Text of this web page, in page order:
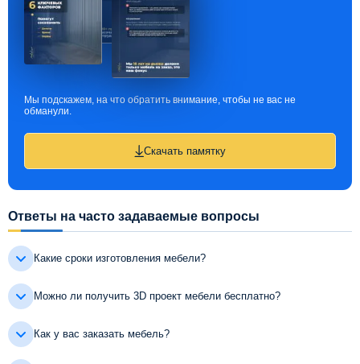
Мы подскажем, на что обратить внимание, чтобы не вас не
обманули.
Скачать памятку
Ответы на часто задаваемые вопросы
Какие сроки изготовления мебели?
Можно ли получить 3D проект мебели бесплатно?
Как у вас заказать мебель?